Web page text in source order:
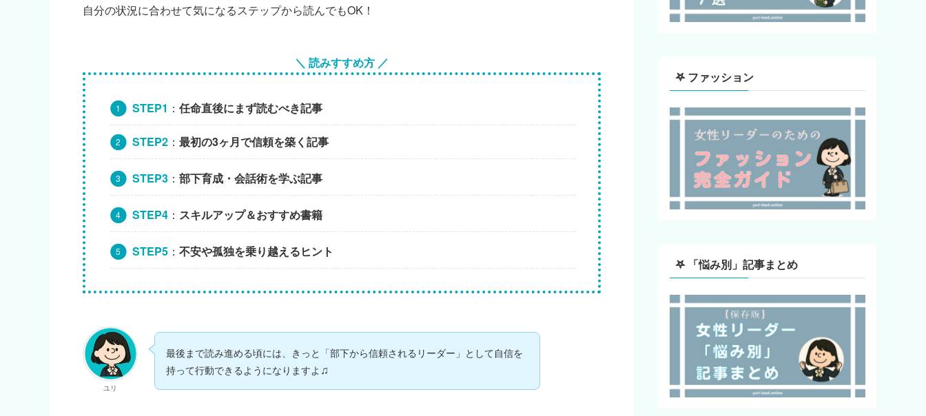
自分の状況に合わせて気になるステップから読んでもOK！
＼ 読みすすめ方 ／
STEP1 ： 任命直後にまず読むべき記事
STEP2 ： 最初の3ヶ月で信頼を築く記事
STEP3 ： 部下育成・会話術を学ぶ記事
STEP4 ： スキルアップ＆おすすめ書籍
STEP5 ： 不安や孤独を乗り越えるヒント
ユリ
最後まで読み進める頃には、きっと「部下から信頼されるリーダー」として自信を
持って行動できるようになりますよ ♫
𖤐 ファッション
‎𖤐 「悩み別」記事まとめ